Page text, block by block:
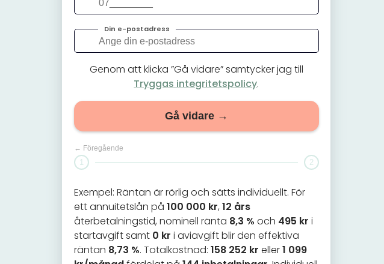
Din e-postadress
Genom att klicka ”Gå vidare” samtycker jag till
Tryggas integritetspolicy.
Gå vidare →
← Föregående
1 2
Exempel: Räntan är rörlig och sätts individuellt. För
ett annuitetslån på 100 000 kr, 12 års
återbetalningstid, nominell ränta 8,3 % och 495 kr i
startavgift samt 0 kr i aviavgift blir den effektiva
räntan 8,73 %. Totalkostnad: 158 252 kr eller1 099